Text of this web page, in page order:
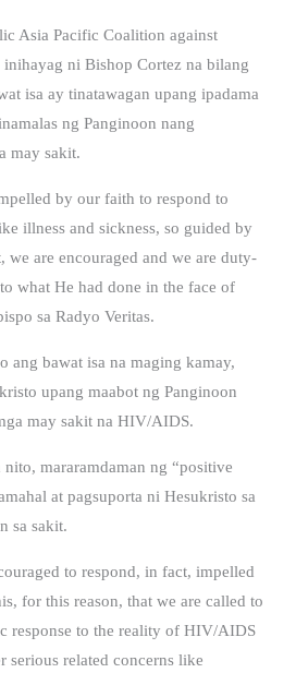
Asia Pacific Coalition against
ni Bishop Cortez na bilang
isa ay tinatawagan upang ipadama
ng Panginoon nang
may sakit.
by our faith to respond to
illness and sickness, so guided by
we are encouraged and we are duty-
what He had done in the face of
sa Radyo Veritas.
ang bawat isa na maging kamay,
upang maabot ng Panginoon
may sakit na HIV/AIDS.
mararamdaman ng “positive
at pagsuporta ni Hesukristo sa
sa sakit.
to respond, in fact, impelled
for this reason, that we are called to
response to the reality of HIV/AIDS
serious related concerns like